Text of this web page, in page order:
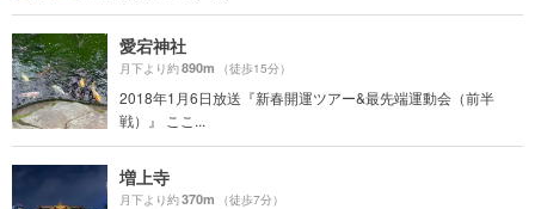
愛宕神社
月下より約890m （徒歩15分）
2018年1月6日放送『新春開運ツアー&最先端運動会（前半
戦）』 ここ...
増上寺
月下より約370m （徒歩7分）